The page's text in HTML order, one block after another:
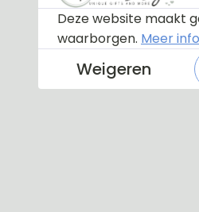
Deze website maakt
waarborgen. Meer
Weigeren